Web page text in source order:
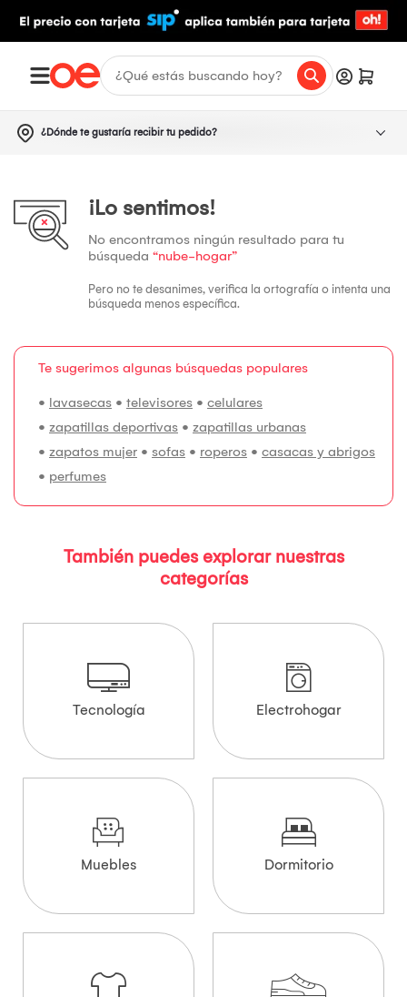
¿Dónde te gustaría recibir tu pedido?
¡Lo sentimos!
No encontramos ningún resultado para tu
búsqueda “nube-hogar”
Pero no te desanimes, verifica la ortografía o intenta una
búsqueda menos específica.
Te sugerimos algunas búsquedas populares
• lavasecas • televisores • celulares
• zapatillas deportivas • zapatillas urbanas
• zapatos mujer • sofas • roperos • casacas y abrigos
• perfumes
También puedes explorar nuestras
categorías
Tecnología Electrohogar
Muebles Dormitorio